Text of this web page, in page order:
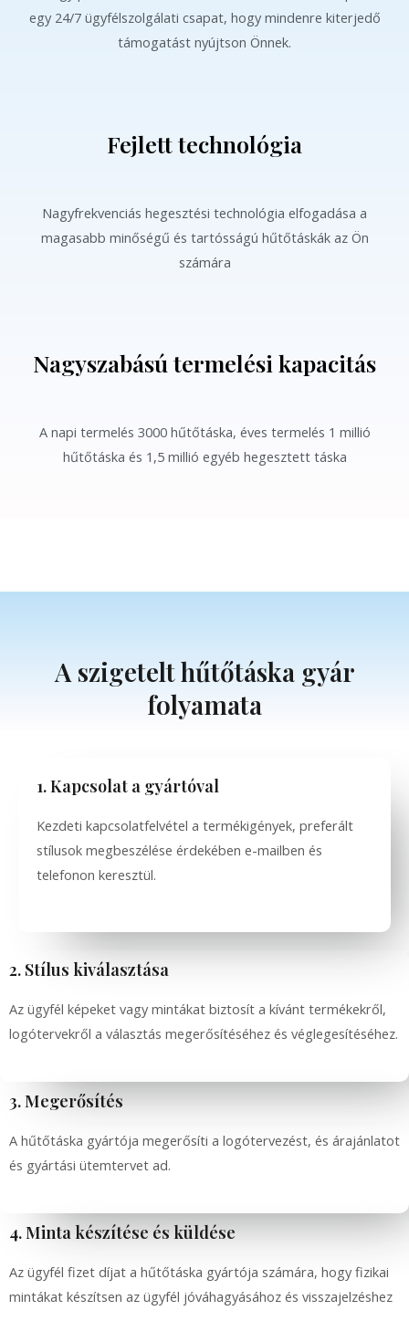
egy 24/7 ügyfélszolgálati csapat, hogy mindenre kiterjedő
támogatást nyújtson Önnek.
Fejlett technológia
Nagyfrekvenciás hegesztési technológia elfogadása a
magasabb minőségű és tartósságú hűtőtáskák az Ön
számára
Nagyszabású termelési kapacitás
A napi termelés 3000 hűtőtáska, éves termelés 1 millió
hűtőtáska és 1,5 millió egyéb hegesztett táska
A szigetelt hűtőtáska gyár
folyamata
1. Kapcsolat a gyártóval
Kezdeti kapcsolatfelvétel a termékigények, preferált
stílusok megbeszélése érdekében e-mailben és
telefonon keresztül.
2. Stílus kiválasztása
Az ügyfél képeket vagy mintákat biztosít a kívánt termékekről,
logótervekről a választás megerősítéséhez és véglegesítéséhez.
3. Megerősítés
A hűtőtáska gyártója megerősíti a logótervezést, és árajánlatot
és gyártási ütemtervet ad.
4. Minta készítése és küldése
Az ügyfél fizet díjat a hűtőtáska gyártója számára, hogy fizikai
mintákat készítsen az ügyfél jóváhagyásához és visszajelzéshez